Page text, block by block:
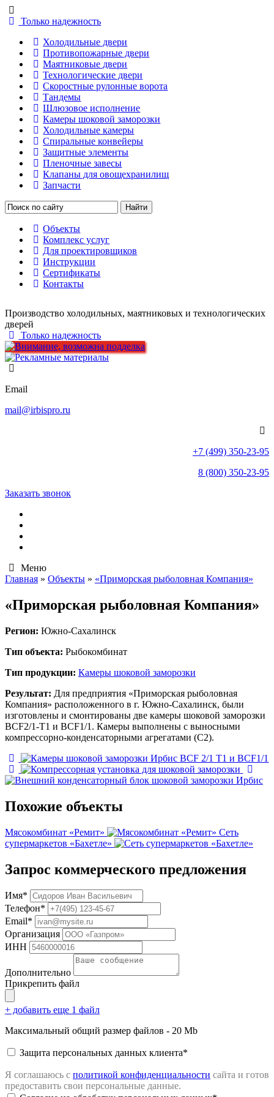
Только надежность
Холодильные двери
Противопожарные двери
Маятниковые двери
Технологические двери
Скоростные рулонные ворота
Тандемы
Шлюзовое исполнение
Камеры шоковой заморозки
Холодильные камеры
Спиральные конвейеры
Защитные элементы
Пленочные завесы
Клапаны для овощехранилищ
Запчасти
Объекты
Комплекс услуг
Для проектировщиков
Инструкции
Сертификаты
Контакты
Производство холодильных, маятниковых и технологических
дверей
Только надежность
Email
mail@irbispro.ru
+7 (499) 350-23-95
8 (800) 350-23-95
Заказать звонок
Меню
Главная » Объекты » «Приморская рыболовная Компания»
«Приморская рыболовная Компания»
Регион: Южно-Сахалинск
Тип объекта: Рыбокомбинат
Тип продукции: Камеры шоковой заморозки
Результат: Для предприятия «Приморская рыболовная
Компания» расположенного в г. Южно-Сахалинск, были
изготовлены и смонтированы две камеры шоковой заморозки
BCF2/1-T1 и BCF1/1. Камеры выполнены с выносными
компрессорно-конденсаторными агрегатами (С2).
Похожие объекты
Мясокомбинат «Ремит»
Сеть
супермаркетов «Бахетле»
Запрос коммерческого предложения
Имя*
Телефон*
Email*
Организация
ИНН
Дополнительно
Прикрепить файл
+ добавить еще 1 файл
Максимальный общий размер файлов - 20 Mb
Защита персональных данных клиента*
Я соглашаюсь с политикой конфиденциальности сайта и готов
предоставить свои персональные данные.